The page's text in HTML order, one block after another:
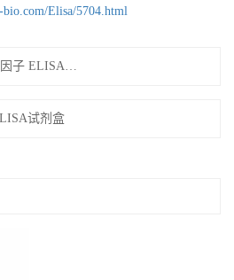
Elisa/5704.html
人 胸肾表达趋化因子 ELISA试剂盒
试剂盒